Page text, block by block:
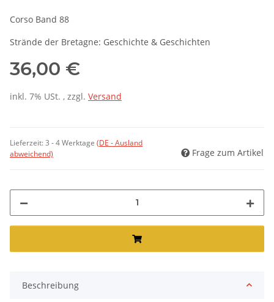
Corso Band 88
Strände der Bretagne: Geschichte & Geschichten
36,00 €
inkl. 7% USt. , zzgl. Versand
Lieferzeit:3 - 4 Werktage (DE - Ausland
abweichend)
Frage zum Artikel
Beschreibung